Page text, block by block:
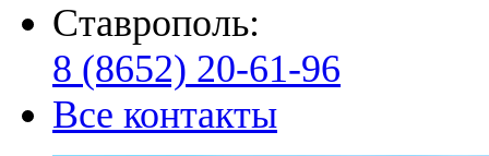
Ставрополь:
8 (8652) 20-61-96
Все контакты